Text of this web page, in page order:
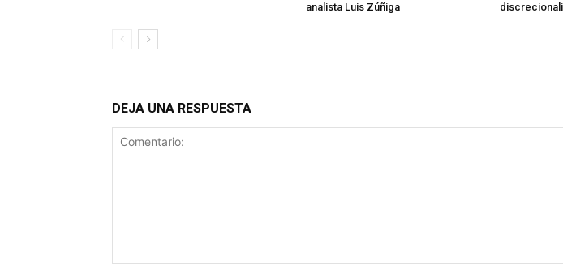
analista Luis Zúñiga
DEJA UNA RESPUESTA